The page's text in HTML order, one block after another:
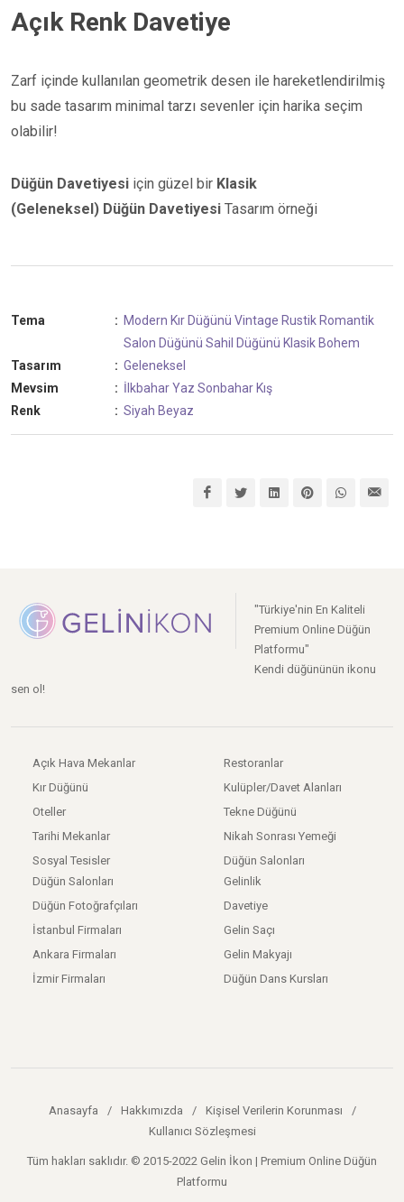
Açık Renk Davetiye
Zarf içinde kullanılan geometrik desen ile hareketlendirilmiş
bu sade tasarım minimal tarzı sevenler için harika seçim
olabilir!
Düğün Davetiyesi için güzel bir Klasik
(Geleneksel) Düğün Davetiyesi Tasarım örneği
Tema : Modern Kır Düğünü Vintage Rustik Romantik
Salon Düğünü Sahil Düğünü Klasik Bohem
Tasarım
: Geleneksel
Mevsim
: İlkbaharYaz Sonbahar Kış
Renk
: Siyah Beyaz
"Türkiye'nin En Kaliteli
Premium Online Düğün
Platformu"
Kendi düğününün ikonu
sen ol!
Açık Hava Mekanlar
Kır Düğünü
Oteller
Tarihi Mekanlar
Sosyal Tesisler
Restoranlar
Kulüpler/Davet Alanları
Tekne Düğünü
Nikah Sonrası Yemeği
Düğün Salonları
Düğün Salonları
Düğün Fotoğrafçıları
İstanbul Firmaları
Ankara Firmaları
İzmir Firmaları
Gelinlik
Davetiye
Gelin Saçı
Gelin Makyajı
Düğün Dans Kursları
Anasayfa / Hakkımızda / Kişisel Verilerin Korunması
/
Kullanıcı Sözleşmesi
Tüm hakları saklıdır. © 2015-2022 Gelin İkon | Premium Online Düğün
Platformu